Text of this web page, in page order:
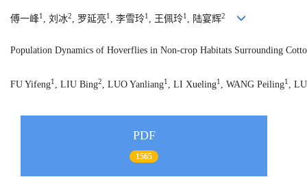
傅一峰1 , 刘冰2, 罗延亮1 , 李雪玲1 , 王佩玲1 , 陆宴辉2
Population Dynamics of Hoverflies in Non-crop Habitats Surrounding
FU Yifeng1 , LIU Bing2 , LUO Yanliang1 , LI Xueling1 , WANG Peiling1 ,
PDF
1565